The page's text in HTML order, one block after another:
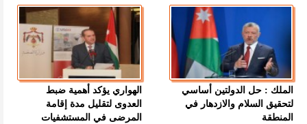
الملك : حل الدولتين أساسي
لتحقيق السلام والازدهار في
المنطقة
الهواري يؤكد أهمية ضبط
العدوى لتقليل مدة إقامة
المرضى في المستشفيات